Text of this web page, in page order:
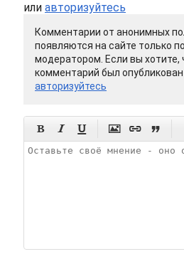
или авторизуйтесь
Комментарии от анонимных
появляются на сайте только
модератором. Если вы хотите,
комментарий был опубликован
авторизуйтесь
     